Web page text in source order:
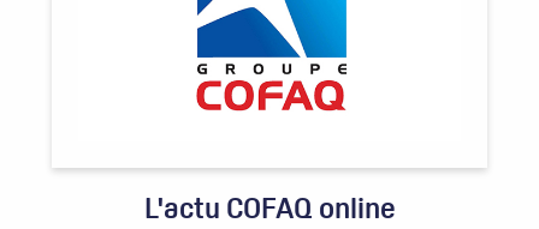
L'actu COFAQ online